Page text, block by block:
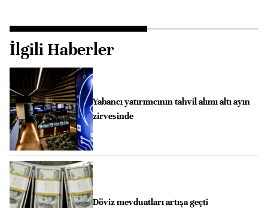
İlgili Haberler
Yabancı yatırımcının tahvil alımı altı ayın
zirvesinde
Döviz mevduatları artışa geçti